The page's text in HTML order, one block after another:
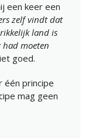
een keer een
zelf vindt dat
land is
moeten
goed.
één principe
mag geen